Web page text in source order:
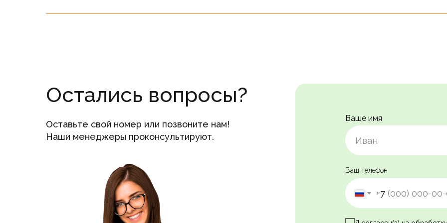
Остались вопросы?
Оставьте свой номер или позвоните нам!
Наши менеджеры проконсультируют.
Ваше имя
Ваш телефон
+7